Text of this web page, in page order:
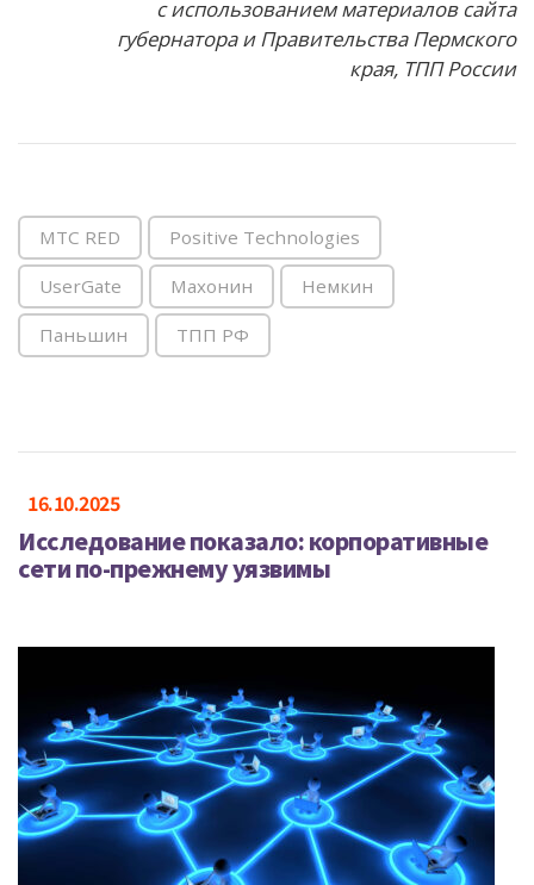
с использованием материалов сайта
губернатора и Правительства Пермского
края, ТПП России
MTC RED Positive Technologies
UserGate Махонин Немкин
Паньшин ТПП РФ
16.10.2025
Исследование показало: корпоративные
сети по-прежнему уязвимы